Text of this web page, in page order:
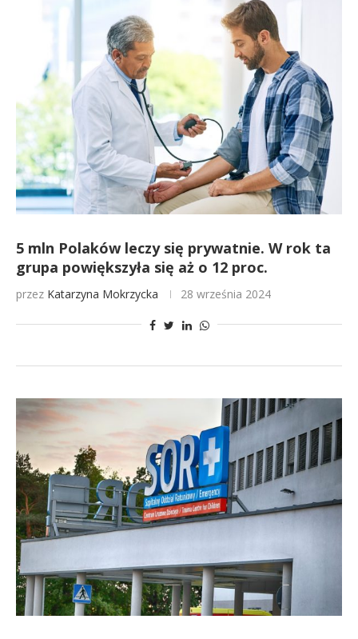
5 mln Polaków leczy się prywatnie. W rok ta
grupa powiększyła się aż o 12 proc.
przez Katarzyna Mokrzycka 28 września 2024